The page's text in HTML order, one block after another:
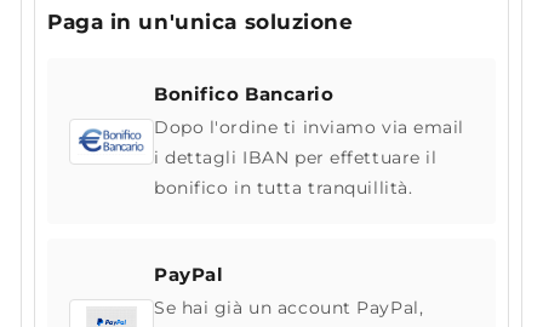
Paga in un'unica soluzione
Bonifico Bancario
Dopo l'ordine ti inviamo via email
i dettagli IBAN per effettuare il
bonifico in tutta tranquillità.
PayPal
Se hai già un account PayPal,